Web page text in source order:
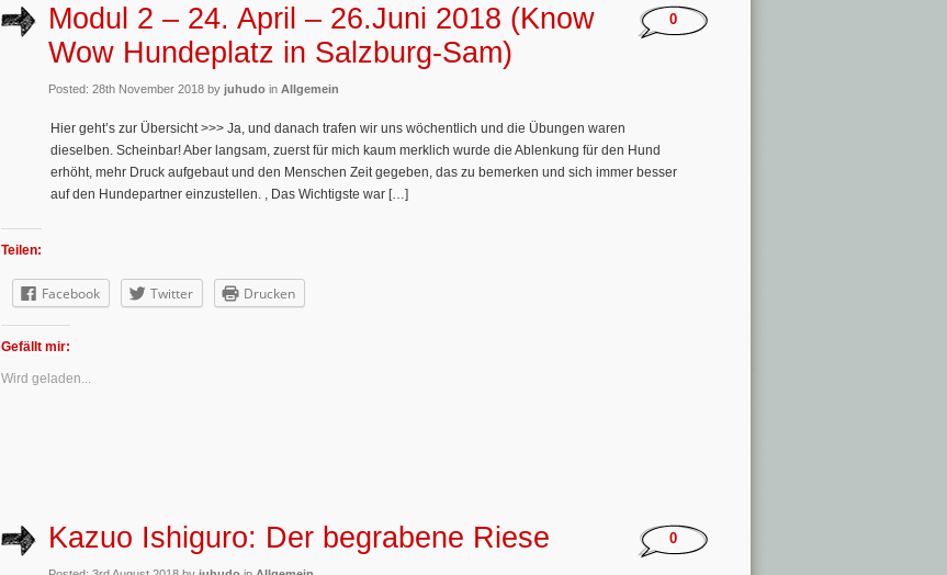
Modul 2 – 24. April – 26.Juni 2018 (Know
Wow Hundeplatz in Salzburg-Sam)
Posted: 28th November 2018 by juhudo in Allgemein
0
Hier geht’s zur Übersicht >>> Ja, und danach trafen wir uns wöchentlich und die Übungen waren
dieselben. Scheinbar! Aber langsam, zuerst für mich kaum merklich wurde die Ablenkung für den Hund
erhöht, mehr Druck aufgebaut und den Menschen Zeit gegeben, das zu bemerken und sich immer besser
auf den Hundepartner einzustellen. , Das Wichtigste war […]
Teilen:
Facebook Twitter Drucken
Gefällt mir:
Wird geladen...
Kazuo Ishiguro: Der begrabene Riese 0